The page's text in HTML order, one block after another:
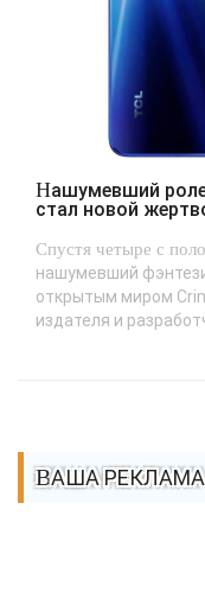
Нашумевший ролевой боевик Crimson Desert
стал новой
Спустя четыре с
нашумевший
открытым миром
издателя и
ВАША РЕКЛАМА